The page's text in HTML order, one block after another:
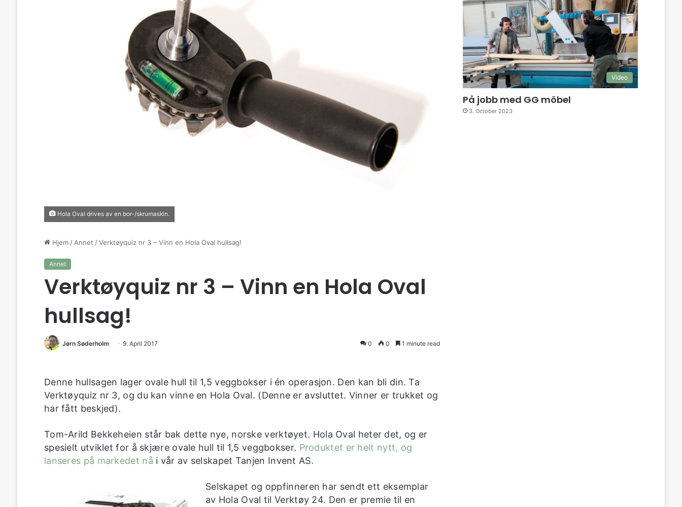
Hola Oval drives av en bor-/skrumaskin.
Hjem / Annet /Verktøyquiz nr 3 – Vinn en Hola Oval hullsag!
Annet
Verktøyquiz nr 3 – Vinn en Hola Oval
hullsag!
Jørn Søderholm 9. April 2017 0 0 1 minute read
Denne hullsagen lager ovale hull til 1,5 veggbokser i én operasjon. Den kan bli din. Ta
Verktøyquiz nr 3, og du kan vinne en Hola Oval. (Denne er avsluttet. Vinner er trukket og
har fått beskjed).
Tom-Arild Bekkeheien står bak dette nye, norske verktøyet. Hola Oval heter det, og er
spesielt utviklet for å skjære ovale hull til 1,5 veggbokser. Produktet er helt nytt, og
lanseres på markedet nå i vår av selskapet Tanjen Invent AS.
Selskapet og oppfinneren har sendt ett eksemplar
av Hola Oval til Verktøy 24. Den er premie til en
Video
På jobb med GG möbel
3. October 2023